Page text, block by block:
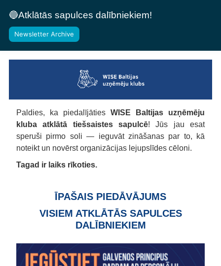
🔵Atklātās sapulces dalībniekiem!
Newsletter Archive
Paldies, ka piedalījāties WISE Baltijas uzņēmēju
kluba atklātā tiešsaistes sapulcē! Jūs jau esat
speruši pirmo soli — ieguvāt zināšanas par to, kā
noteikt un novērst organizācijas lejupslīdes cēloni.
Tagad ir laiks rīkoties.
ĪPAŠAIS PIEDĀVĀJUMS
VISIEM ATKLĀTĀS SAPULCES
DALĪBNIEKIEM